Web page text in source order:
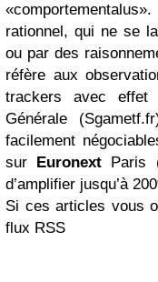
rationnel, qui ne se
ou par des
réfère aux
trackers avec
Générale
facilement
sur Euronext Paris
d’amplifier jusqu’à
Si ces articles vous
flux RSS